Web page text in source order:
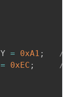
= 0xA1 ;
//
= 0xEC ; //